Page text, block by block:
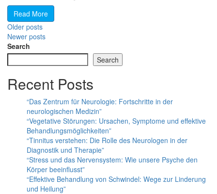
Read More
Posts
navigation
Older posts
Newer posts
Search
Search
Recent Posts
“Das Zentrum für Neurologie: Fortschritte in der
neurologischen Medizin”
“Vegetative Störungen: Ursachen, Symptome und effektive
Behandlungsmöglichkeiten”
“Tinnitus verstehen: Die Rolle des Neurologen in der
Diagnostik und Therapie”
“Stress und das Nervensystem: Wie unsere Psyche den
Körper beeinflusst”
“Effektive Behandlung von Schwindel: Wege zur Linderung
und Heilung”